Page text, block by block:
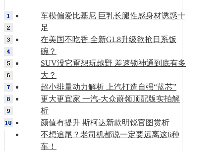
车模偏爱比基尼 巨乳长腿性感身材诱惑十
足
在美国不吃香 全新GL8升级欲抢日系饭
碗？
SUV没它甭想玩越野 差速锁神通到底有多
大？
超小排量动力解析 上汽打造自强“蓝芯”
更大更宜家 一汽-大众蔚领顶配版实拍解
析
颜值有提升 斯柯达新款明锐官图赏析
不想追尾？老司机都说一定要远离这6种
车！